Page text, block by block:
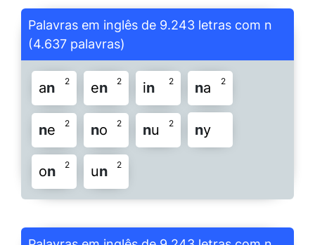
Palavras em inglês de 9.243 letras com n
(4.637 palavras)
2
an 2
en 2
in 2
na
2
ne 2
no 2
nu ny
2
on 2
un